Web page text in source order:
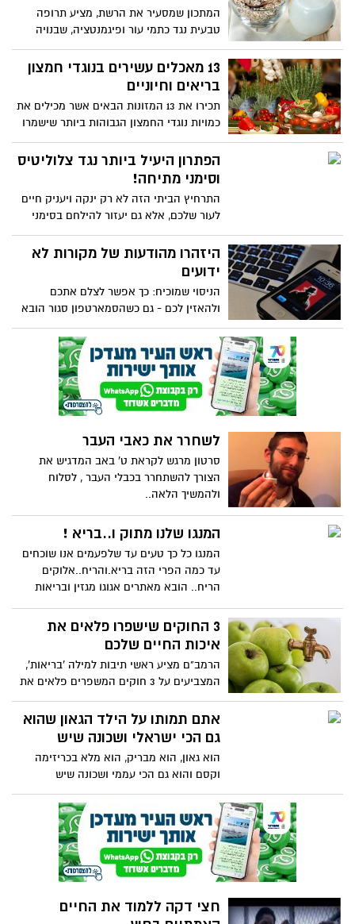
המתכון שמסעיר את הרשת, מציע תרופה
טבעית נגד כתמי עור ופיגמנטציה, שבנויה
משני רכיבים בלבד ו'מעלימה' את הכתמים
בתוך שעה אחת! מי אמר 'עור בעייתי', ולא
קיבל טיפול הולם? הובא מאתר
13 מאכלים עשירים בנוגדי חמצון
בריאים וחיוניים
תכירו את 13 המזונות הבאים אשר מכילים את
כמויות נוגדי החמצון הגבוהות ביותר שישמרו
על גופכם צעיר ובריא. הובא מאתר: בא
במייל/שי אליאב
הפתרון היעיל ביותר נגד צלוליטיס
וסימני מתיחה!
התרחיץ הביתי הזה לא רק ינקה ויעניק חיים
לעור שלכם, אלא גם יעזור להילחם בסימני
מתיחה ובדבר שאתם שונאים יותר מכל -
צלוליטיס. הובא מדף הפייסבוק: מדריכים
לאיפור
היזהרו מהודעות של מקורות לא
ידועים
הניסוי שמוכיח: כך אפשר לצלם אתכם
ולהאזין לכם - גם כשהסמארטפון סגור הובא
מדף הפייסבוק של : תכנית חיסכון
לשחרר את כאבי העבר
סרטון מרגש לקראת ט' באב המדגיש את
הצורך להשתחרר בכבלי העבר , לסלוח
ולהמשיך הלאה..
המנגו שלנו מתוק ו..בריא !
המנגו כל כך טעים עד שלפעמים אנו שוכחים
עד כמה הפרי הזה בריא.והריח..אלוקים
הריח.. הובא מאתרים אגוגו מגזין ובריאות
3 החוקים שישפרו פלאים את
איכות החיים שלכם
הרמב"ם מציע ראשי תיבות למילה 'בריאות',
המצביעים על 3 חוקים המשפרים פלאים את
איכות החיים של האדם, ושומרים על בריאותו
הובא מאתר הידברות/נעמה גרין
אתם תמותו על הילד הגאון שהוא
גם הכי ישראלי ושכונה שיש
הוא גאון, הוא מבריק, הוא מלא בכריזימה
וקסם והוא גם הכי עממי ושכונה שיש
חצי דקה ללמוד את החיים